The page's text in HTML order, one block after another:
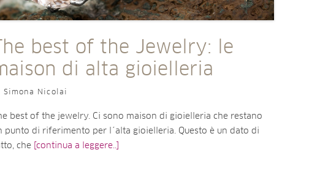
The best of the Jewelry: le
di alta gioielleria
Simona Nicolai
best of the jewelry. Ci sono maison di gioielleria che restano
punto di riferimento per l´alta gioielleria. Questo è un dato di
che [continua a leggere..]